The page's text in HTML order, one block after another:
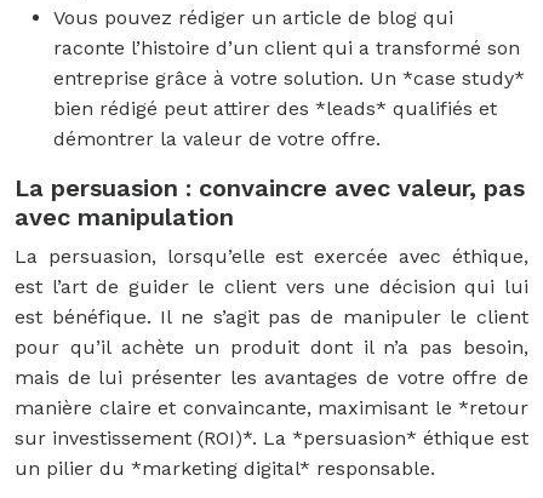
Vous pouvez rédiger un article de blog qui
raconte l’histoire d’un client qui a transformé son
entreprise grâce à votre solution. Un *case study*
bien rédigé peut attirer des *leads* qualifiés et
démontrer la valeur de votre offre.
La persuasion : convaincre avec valeur, pas
avec manipulation
La persuasion, lorsqu’elle est exercée avec éthique,
est l’art de guider le client vers une décision qui lui
est bénéfique. Il ne s’agit pas de manipuler le client
pour qu’il achète un produit dont il n’a pas besoin,
mais de lui présenter les avantages de votre offre de
manière claire et convaincante, maximisant le *retour
sur investissement (ROI)*. La *persuasion* éthique est
un pilier du *marketing digital* responsable.